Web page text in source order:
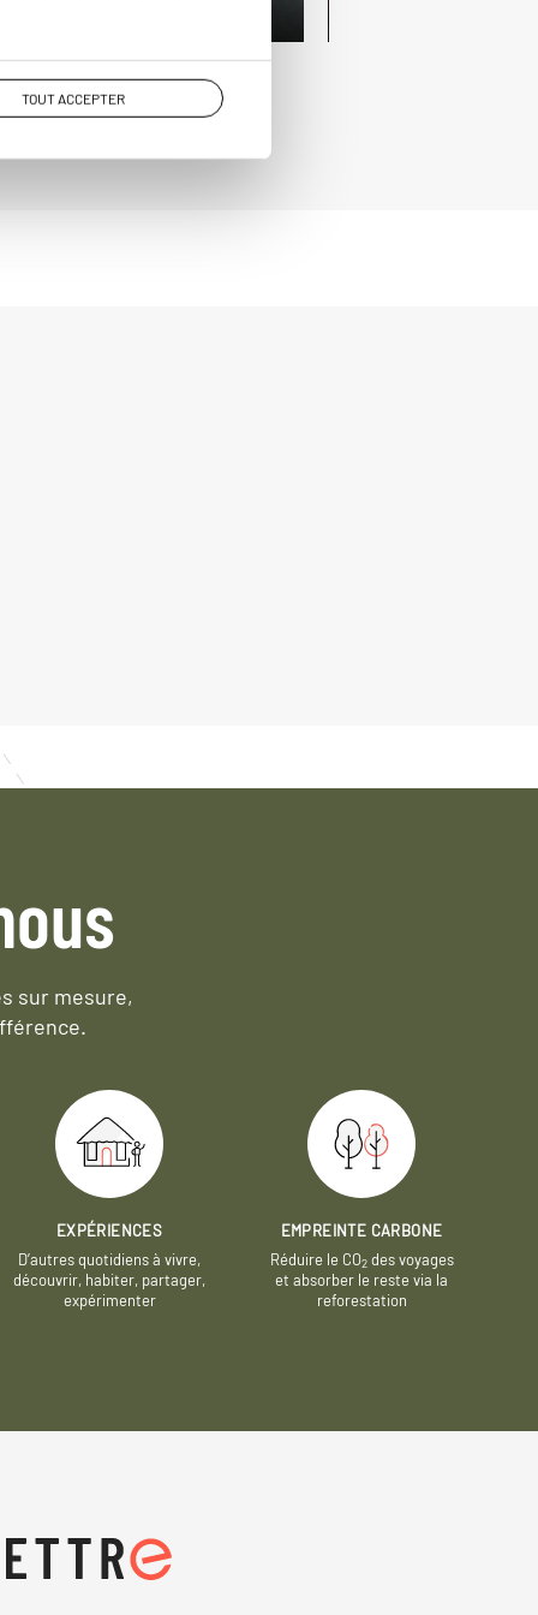
TOUT ACCEPTER
sur mesure,
EXPÉRIENCES
D’autres quotidiens à vivre,
découvrir, habiter, partager,
expérimenter
EMPREINTE CARBONE
Réduire le CO2des voyages
et absorber le reste via la
reforestation